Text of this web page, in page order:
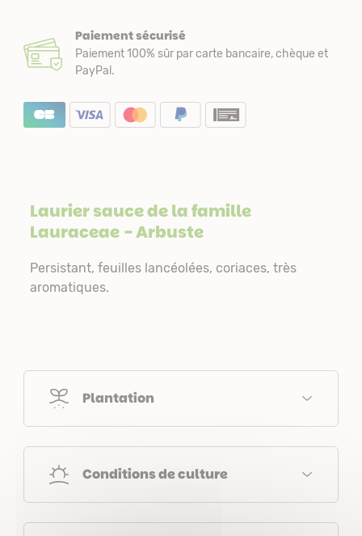
Paiement sécurisé
Paiement 100% sûr par carte bancaire, chèque et
PayPal.
Laurier sauce de la famille
Lauraceae- Arbuste
Persistant, feuilles lancéolées, coriaces, très
aromatiques.
Plantation
Conditions de culture